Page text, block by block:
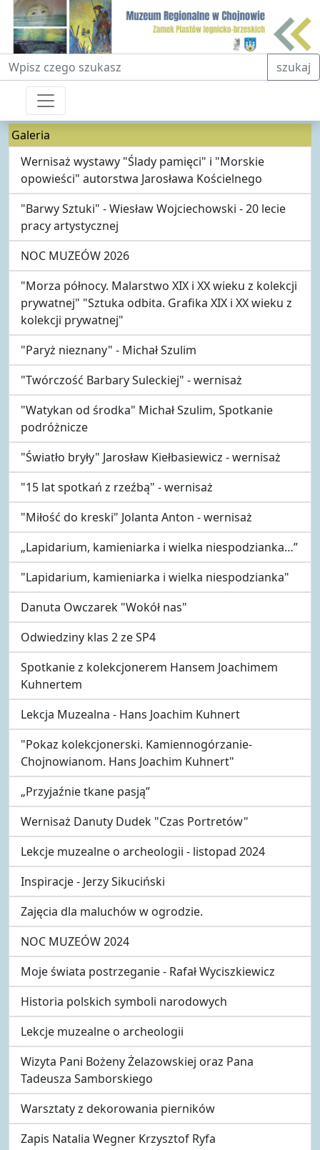
Fraza do wyszukiwania szukaj
Galeria
Wernisaż wystawy "Ślady pamięci" i "Morskie
opowieści" autorstwa Jarosława Kościelnego
"Barwy Sztuki" - Wiesław Wojciechowski - 20 lecie
pracy artystycznej
NOC MUZEÓW 2026
"Morza północy. Malarstwo XIX i XX wieku z kolekcji
prywatnej" "Sztuka odbita. Grafika XIX i XX wieku z
kolekcji prywatnej"
"Paryż nieznany" - Michał Szulim
"Twórczość Barbary Suleckiej" - wernisaż
"Watykan od środka" Michał Szulim, Spotkanie
podróżnicze
"Światło bryły" Jarosław Kiełbasiewicz - wernisaż
"15 lat spotkań z rzeźbą" - wernisaż
"Miłość do kreski" Jolanta Anton - wernisaż
„Lapidarium, kamieniarka i wielka niespodzianka…”
"Lapidarium, kamieniarka i wielka niespodzianka"
Danuta Owczarek "Wokół nas"
Odwiedziny klas 2 ze SP4
Spotkanie z kolekcjonerem Hansem Joachimem
Kuhnertem
Lekcja Muzealna - Hans Joachim Kuhnert
"Pokaz kolekcjonerski. Kamiennogórzanie-
Chojnowianom. Hans Joachim Kuhnert"
„Przyjaźnie tkane pasją”
Wernisaż Danuty Dudek "Czas Portretów"
Lekcje muzealne o archeologii - listopad 2024
Inspiracje - Jerzy Sikuciński
Zajęcia dla maluchów w ogrodzie.
NOC MUZEÓW 2024
Moje świata postrzeganie - Rafał Wyciszkiewicz
Historia polskich symboli narodowych
Lekcje muzealne o archeologii
Wizyta Pani Bożeny Żelazowskiej oraz Pana
Tadeusza Samborskiego
Warsztaty z dekorowania pierników
Zapis Natalia Wegner Krzysztof Ryfa